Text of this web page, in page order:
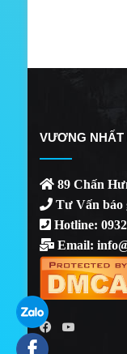
VƯƠNG NHẤT
89 Chấn
Tư Vấn báo
Hotline:
Email:
Facebook
YouTube